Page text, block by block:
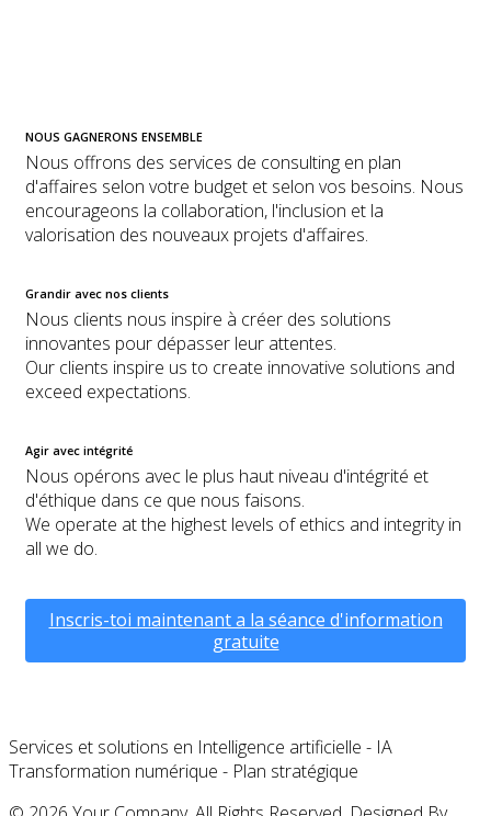
NOUS GAGNERONS ENSEMBLE
Nous offrons des services de consulting en plan
d'affaires selon votre budget et selon vos besoins. Nous
encourageons la collaboration, l'inclusion et la
valorisation des nouveaux projets d'affaires.
Grandir avec nos clients
Nous clients nous inspire à créer des solutions
innovantes pour dépasser leur attentes.
Our clients inspire us to create innovative solutions and
exceed expectations.
Agir avec intégrité
Nous opérons avec le plus haut niveau d'intégrité et
d'éthique dans ce que nous faisons.
We operate at the highest levels of ethics and integrity in
all we do.
Inscris-toi maintenant a la séance d'information
gratuite
Services et solutions en Intelligence artificielle - IA
Transformation numérique - Plan stratégique